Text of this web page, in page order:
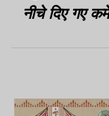
नीचे दिए गए